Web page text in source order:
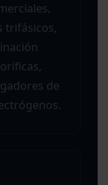
trifásicos,
de